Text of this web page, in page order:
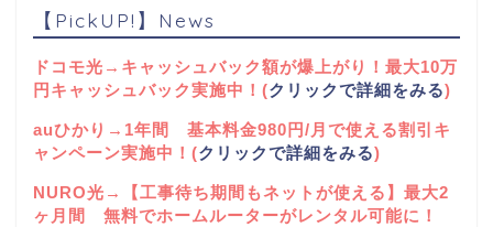
【PickUP!】News
ドコモ光→キャッシュバック額が爆上がり！最大10万
円キャッシュバック実施中！(クリックで詳細をみる)
auひかり→1年間 基本料金980円/月で使える割引キ
ャンペーン実施中！(クリックで詳細をみる)
NURO光→【工事待ち期間もネットが使える】最大2
ヶ月間 無料でホームルーターがレンタル可能に！